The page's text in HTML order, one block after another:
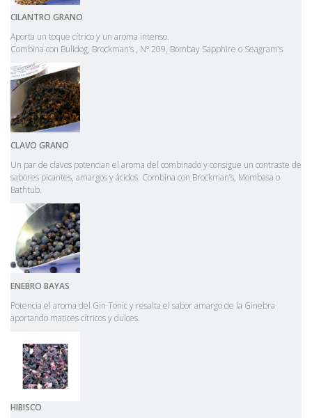
CILANTRO GRANO
Aporta un toque cítrico y un aroma intenso.
Combina con Bulldog, Brockman’s , Nº 209, Bombay Sapphire o Seagram’s
CLAVO GRANO
Un par de clavos potencian el aroma del combinado y consigue un contraste de
sabores picantes, amargos y ácidos. Combina con Brockman’s, Mombasa o
Bathtub.
ENEBRO BAYAS
Potencia el aroma del Gin Tonic y resalta el sabor amargo de la Ginebra
aportando matices cítricos y dulces.
HIBISCO